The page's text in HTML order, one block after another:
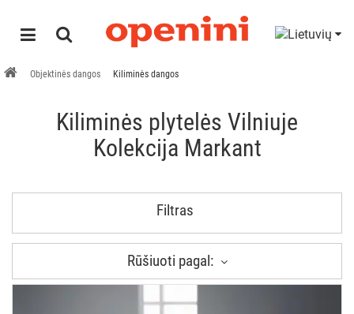
Objektinės dangos Kiliminės dangos
Kiliminės plytelės Vilniuje
Kolekcija Markant
Filtras
Rūšiuoti pagal: